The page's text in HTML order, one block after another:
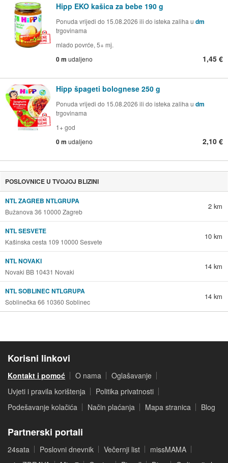
Hipp EKO kašica za bebe 190 g
Ponuda vrijedi do 15.08.2026 ili do isteka zaliha u dm
trgovinama
mlado povrće, 5+ mj.
0 m udaljeno 1,45 €
Hipp špageti bolognese 250 g
Ponuda vrijedi do 15.08.2026 ili do isteka zaliha u dm
trgovinama
1+ god
0 m udaljeno 2,10 €
POSLOVNICE U TVOJOJ BLIZINI
NTL ZAGREB NTLGRUPA
Bužanova 36 10000 Zagreb
2 km
NTL SESVETE
Kašinska cesta 109 10000 Sesvete
10 km
NTL NOVAKI
Novaki BB 10431 Novaki
14 km
NTL SOBLINEC NTLGRUPA
Soblinečka 66 10360 Soblinec
14 km
Korisni linkovi
Kontakt i pomoć O nama
Oglašavanje
Uvjeti i pravila korištenja
Politika privatnosti
Podešavanje kolačića
Način plaćanja Mapa stranica Blog
Partnerski portali
24sata Poslovni dnevnik Večernji list
missMAMA